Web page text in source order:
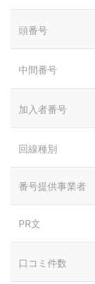
頭番号
中間番号
加入者番号
回線種別
番号提供事業者
PR文
口コミ件数